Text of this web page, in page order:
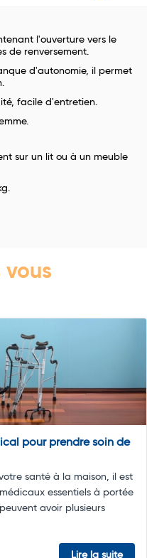
l'ouverture vers le
de renversement.
d'autonomie, il permet
facile d'entretien.
sur un lit ou à un meuble
vous
pour prendre soin de
santé à la maison, il est
essentiels à portée
avoir plusieurs
Lire la suite